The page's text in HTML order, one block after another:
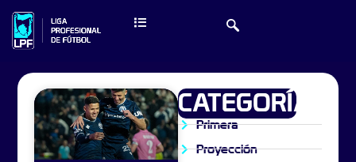
CATEGORÍAS
Primera
Proyección